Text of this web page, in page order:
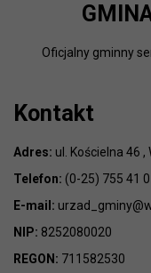
Oficjalny gminny
Kontakt
Adres: ul. Kościelna 46
Telefon: (0-25) 755 41
E-mail:
NIP: 8252080020
REGON: 711582530